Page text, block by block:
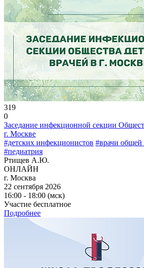
319
0
Заседание инфекционной секции
г. Москве
#детских инфекционистов #врачи общей
#педиатрия
Ртищев А.Ю.
ОНЛАЙН
г. Москва
22 сентября 2026
16:00 - 18:00 (мск)
Участие бесплатное
Подробнее